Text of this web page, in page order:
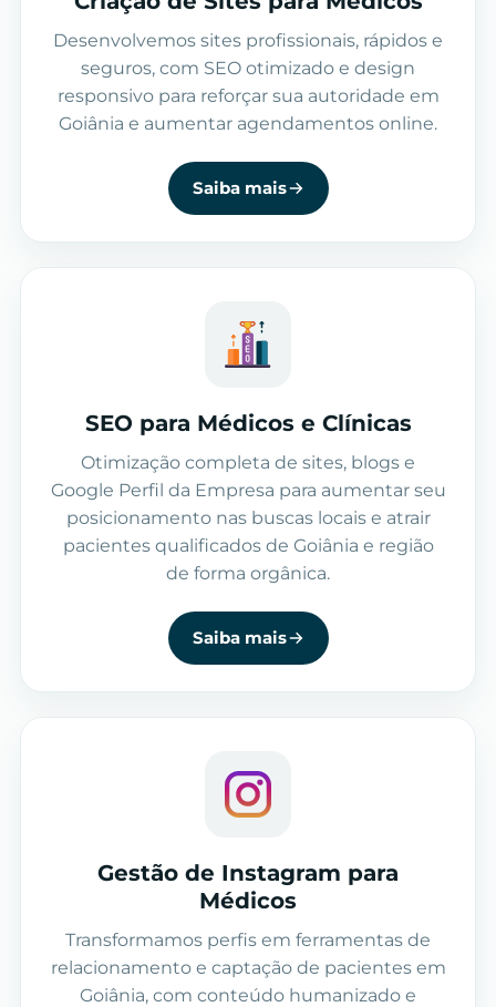
Desenvolvemos sites profissionais, rápidos e
seguros, com SEO otimizado e design
responsivo para reforçar sua autoridade em
Goiânia e aumentar agendamentos online.
Saiba mais
SEO para Médicos e Clínicas
Otimização completa de sites, blogs e
Google Perfil da Empresa para aumentar seu
posicionamento nas buscas locais e atrair
pacientes qualificados de Goiânia e região
de forma orgânica.
Saiba mais
Gestão de Instagram para
Médicos
Transformamos perfis em ferramentas de
relacionamento e captação de pacientes em
Goiânia, com conteúdo humanizado e